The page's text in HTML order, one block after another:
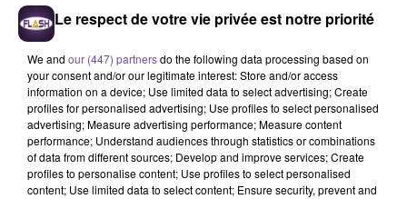
Une société de La Souterraine
Le respect de votre vie privée est notre priorité
We and our (447) partnersdo the following data processing based on
your consent and/or our legitimate interest: Store and/or access
information on a device; Use limited data to select advertising; Create
profiles for personalised advertising; Use profiles to select personalised
advertising; Measure advertising performance; Measure content
performance; Understand audiences through statistics or combinations
of data from different sources; Develop and improve services; Create
profiles to personalise content; Use profiles to select personalised
content; Use limited data to select content; Ensure security, prevent and